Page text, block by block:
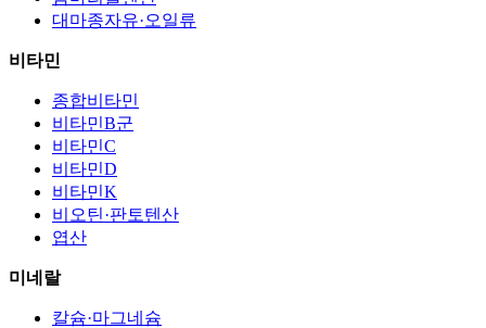
대마종자유·오일류
비타민
종합비타민
비타민B군
비타민C
비타민D
비타민K
비오틴·판토텐산
엽산
미네랄
칼슘·마그네슘